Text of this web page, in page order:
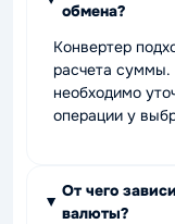
обмена?
Конвертер
расчета
необходимо
операции у
От чего
валюты?